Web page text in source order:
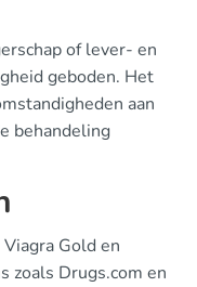
of lever- en
geboden. Het
aan
behandeling
Gold en
zoals Drugs.com en